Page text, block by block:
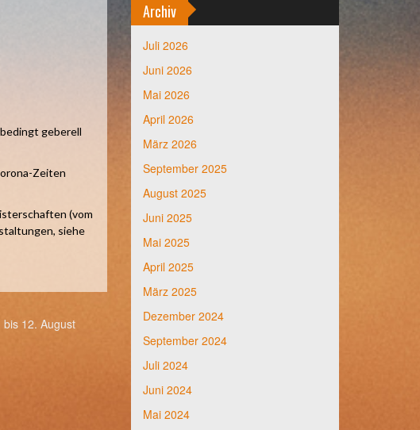
geberell
Zeiten
(vom
siehe
12. August
Archiv
Juli 2026
Juni 2026
Mai 2026
April 2026
März 2026
September 2025
August 2025
Juni 2025
Mai 2025
April 2025
März 2025
Dezember 2024
September 2024
Juli 2024
Juni 2024
Mai 2024